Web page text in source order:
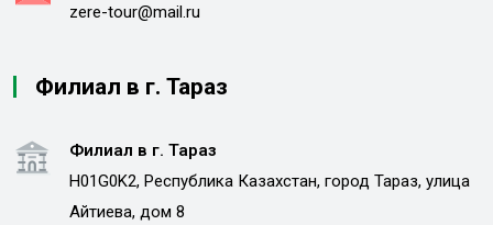
zere-tour@mail.ru
Филиал в г. Тараз
Филиал в г. Тараз
H01G0K2, Республика Казахстан, город Тараз, улица
Айтиева, дом 8